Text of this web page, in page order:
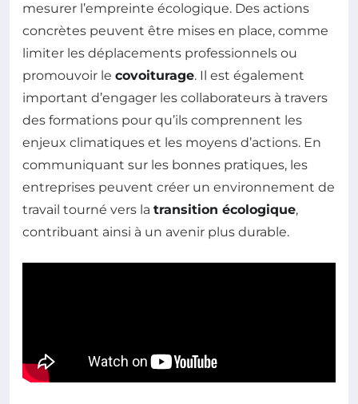
mesurer l’empreinte écologique. Des actions
concrètes peuvent être mises en place, comme
limiter les déplacements professionnels ou
promouvoir le covoiturage. Il est également
important d’engager les collaborateurs à travers
des formations pour qu’ils comprennent les
enjeux climatiques et les moyens d’actions. En
communiquant sur les bonnes pratiques, les
entreprises peuvent créer un environnement de
travail tourné vers la transition écologique,
contribuant ainsi à un avenir plus durable.